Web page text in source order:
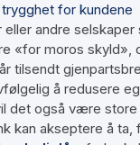
for kundene
eller andre
«for moros skyld»,
tilsendt
å redusere
det også være
kan akseptere å